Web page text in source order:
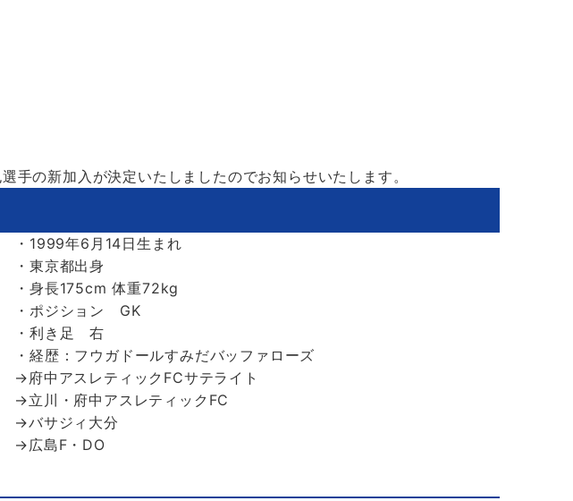
の新加入が決定いたしましたのでお知らせいたします。
・1999年6月14日生まれ
・東京都出身
・身長175cm 体重72kg
・ポジション GK
・利き足 右
・経歴：フウガドールすみだバッファローズ
→府中アスレティックFCサテライト
→立川・府中アスレティックFC
→バサジィ大分
→広島F・DO